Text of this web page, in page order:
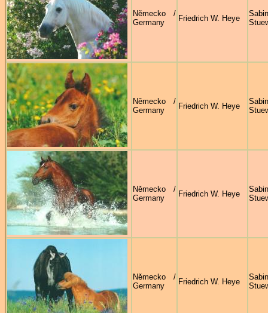
Německo /
Germany
Friedrich W. Heye
Německo /
Germany
Friedrich W. Heye
Německo /
Germany
Friedrich W. Heye
Německo /
Germany
Friedrich W. Heye